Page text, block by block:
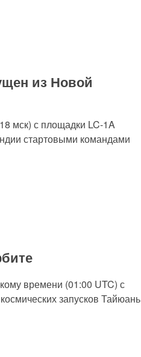
из Новой
мск) с площадки LC-1A
стартовыми командами
времени (01:00 UTC) с
запусков Тайюань